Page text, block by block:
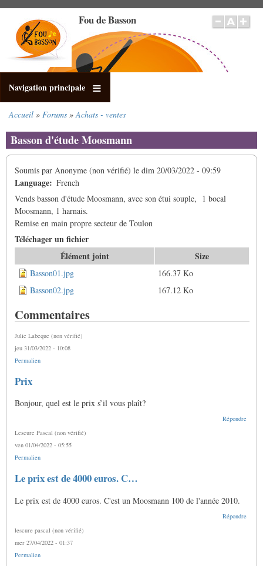
contenu
principal
Fou de Basson
Navigation principale
d'Ariane
Accueil Forums Achats - ventes
Basson d'étude Moosmann
Soumis par Anonyme (non vérifié) le dim 20/03/2022 - 09:59
Language
French
Vends basson d'étude Moosmann, avec son étui souple, 1 bocal
Moosmann, 1 harnais.
Remise en main propre secteur de Toulon
Téléchager un fichier
Élément joint
Size
Basson01.jpg
166.37 Ko
Basson02.jpg
167.12 Ko
Commentaires
Julie Labeque (non vérifié)
jeu 31/03/2022 - 10:08
Permalien
Prix
Bonjour, quel est le prix s’il vous plaît?
Répondre
Lescure Pascal (non vérifié)
ven 01/04/2022 - 05:55
Permalien
En
réponse
Prix
(non
vérifié)
Le prix est de 4000 euros. C…
Le prix est de 4000 euros. C'est un Moosmann 100 de l'année 2010.
Répondre
lescure pascal (non vérifié)
mer 27/04/2022 - 01:37
Permalien